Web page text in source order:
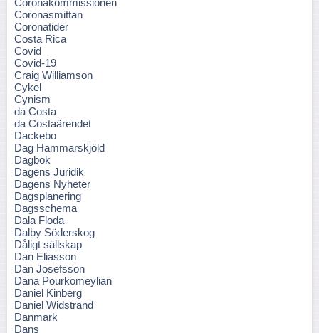
Coronakommissionen
Coronasmittan
Coronatider
Costa Rica
Covid
Covid-19
Craig Williamson
Cykel
Cynism
da Costa
da Costaärendet
Dackebo
Dag Hammarskjöld
Dagbok
Dagens Juridik
Dagens Nyheter
Dagsplanering
Dagsschema
Dala Floda
Dalby Söderskog
Dåligt sällskap
Dan Eliasson
Dan Josefsson
Dana Pourkomeylian
Daniel Kinberg
Daniel Widstrand
Danmark
Dans